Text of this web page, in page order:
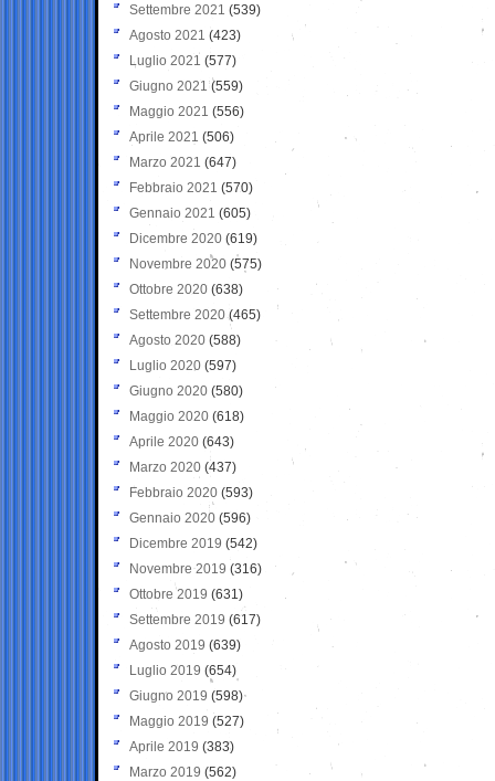
Settembre 2021 (539)
Agosto 2021 (423)
Luglio 2021 (577)
Giugno 2021(559)
Maggio 2021 (556)
Aprile 2021 (506)
Marzo 2021 (647)
Febbraio 2021 (570)
Gennaio 2021 (605)
Dicembre 2020 (619)
Novembre 2020 (575)
Ottobre 2020 (638)
Settembre 2020(465)
Agosto 2020 (588)
Luglio 2020 (597)
Giugno 2020 (580)
Maggio 2020 (618)
Aprile 2020 (643)
Marzo 2020 (437)
Febbraio 2020 (593)
Gennaio 2020 (596)
Dicembre 2019 (542)
Novembre 2019 (316)
Ottobre 2019 (631)
Settembre 2019 (617)
Agosto 2019 (639)
Luglio 2019 (654)
Giugno 2019 (598)
Maggio 2019 (527)
Aprile 2019 (383)
Marzo 2019 (562)